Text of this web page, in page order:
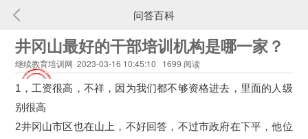
问答百科
井冈山最好的干部培训机构是哪一家？
继续教育培训网 2023-03-16 10:45:10 1699 阅读
1，工资很高，不祥，因为我们都不够资格进去，里面的人级
别很高
2井冈山市区也在山上，不好回答，不过市政府在下平，他位